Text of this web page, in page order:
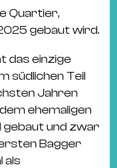
Quartier,
gebaut wird.
das einzige
südlichen Teil
Jahren
ehemaligen
und zwar
Bagger
als